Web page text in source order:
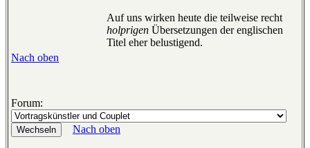
Auf uns wirken heute die teilweise recht
holprigen Übersetzungen der englischen
Titel eher belustigend.
Nach oben
Forum:
Nach oben